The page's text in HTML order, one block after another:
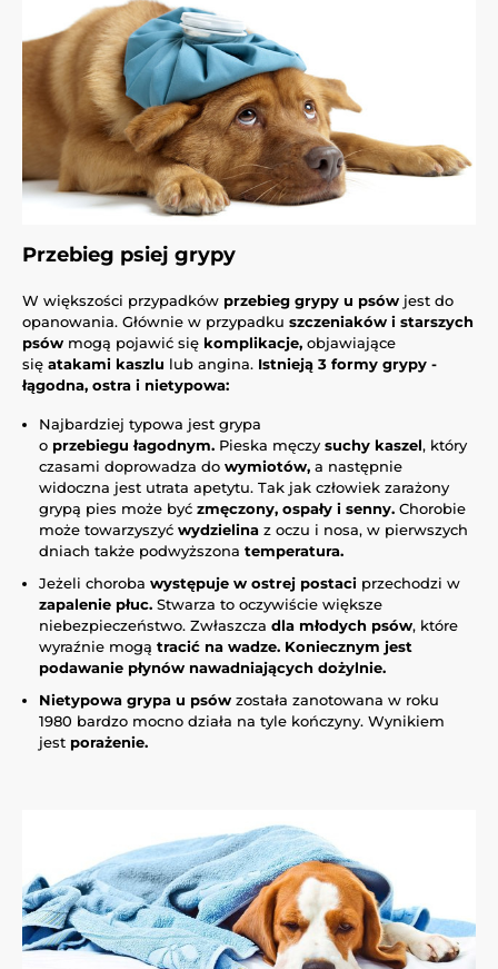
Przebieg psiej grypy
W większości przypadków przebieg grypy u psów jest do
opanowania. Głównie w przypadku szczeniaków i starszych
psów mogą pojawić się komplikacje, objawiające
się atakami kaszlu lub angina. Istnieją 3 formy grypy -
łągodna, ostra i nietypowa:
Najbardziej typowa jest grypa
o przebiegu łagodnym. Pieska męczy suchy kaszel, który
czasami doprowadza do wymiotów, a następnie
widoczna jest utrata apetytu. Tak jak człowiek zarażony
grypą pies może być zmęczony, ospały i senny. Chorobie
może towarzyszyć wydzielina z oczu i nosa, w pierwszych
dniach także podwyższona temperatura.
Jeżeli choroba występuje w ostrej postaci przechodzi w
zapalenie płuc. Stwarza to oczywiście większe
niebezpieczeństwo. Zwłaszcza dla młodych psów, które
wyraźnie mogą tracić na wadze. Koniecznym jest
podawanie płynów nawadniających dożylnie.
Nietypowa grypa u psów została zanotowana w roku
1980 bardzo mocno działa na tyle kończyny. Wynikiem
jest porażenie.